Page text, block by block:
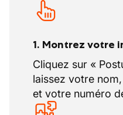
1. Montrez votre
Cliquez sur «
laissez votre
et votre numéro